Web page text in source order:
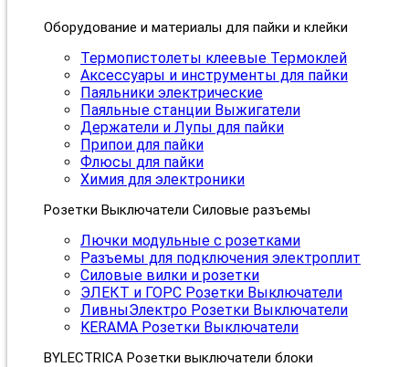
Оборудование и материалы для пайки и клейки
Термопистолеты клеевые Термоклей
Аксессуары и инструменты для пайки
Паяльники электрические
Паяльные станции Выжигатели
Держатели и Лупы для пайки
Припои для пайки
Флюсы для пайки
Химия для электроники
Розетки Выключатели Силовые разъемы
Лючки модульные с розетками
Разъемы для подключения электроплит
Силовые вилки и розетки
ЭЛЕКТ и ГОРС Розетки Выключатели
ЛивныЭлектро Розетки Выключатели
KERAMA Розетки Выключатели
BYLECTRICA Розетки выключатели блоки